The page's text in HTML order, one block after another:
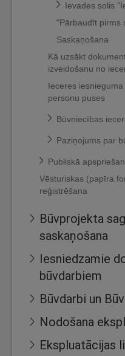
Ievades solis
"Pārbaudīt pirms
Saskaņošana
Kā uzsākt
izveidošanu no
Ieceres
personu puses
Būvniecības
Paziņojums par
Publiskā
Vēsturiskas (papīra
reģistrēšana
Būvprojekta
saskaņošana
Iesniedzamie
būvdarbiem
Būvdarbi un
Nodošana
Ekspluatācijas